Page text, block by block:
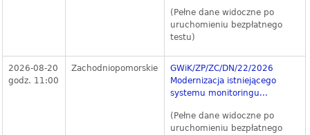
(Pełne dane widoczne po
uruchomieniu bezpłatnego
testu)
2026-08-20
godz. 11:00
Zachodniopomorskie
GWiK/ZP/ZC/DN/22/2026
Modernizacja istniejącego
systemu monitoringu...
(Pełne dane widoczne po
uruchomieniu bezpłatnego